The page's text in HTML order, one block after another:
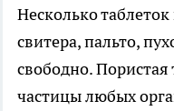
Несколько
свитера, пальто,
свободно. Пористая
частицы любых